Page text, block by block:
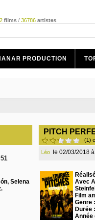
films / 36786 artistes
PRODUCTION
51
Selena
PITCH
(1)
Léo le 02/03/2018
Avec
Film
Genre
Durée
Année